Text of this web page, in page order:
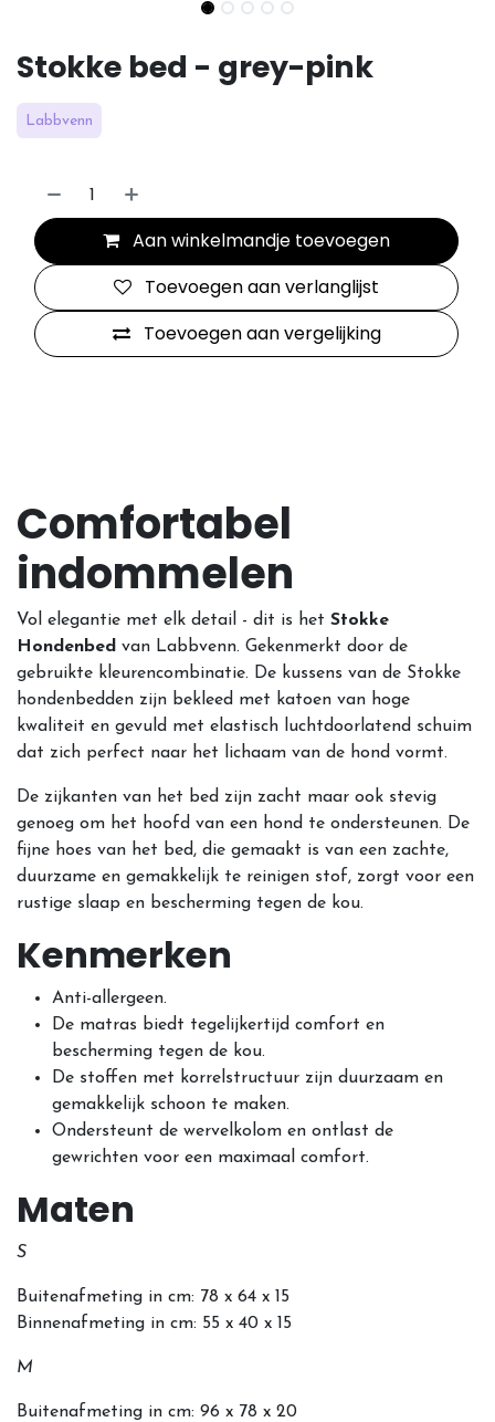
Stokke bed - grey-pink
Labbvenn
Aan winkelmandje toevoegen
Toevoegen aan vergelijking
Toevoegen aan verlanglijst
Comfortabel
indommelen
Vol elegantie met elk detail - dit is het Stokke
Hondenbed van Labbvenn. Gekenmerkt door de
gebruikte kleurencombinatie. De kussens van de Stokke
hondenbedden zijn bekleed met katoen van hoge
kwaliteit en gevuld met elastisch luchtdoorlatend schuim
dat zich perfect naar het lichaam van de hond vormt.
De zijkanten van het bed zijn zacht maar ook stevig
genoeg om het hoofd van een hond te ondersteunen. De
fijne hoes van het bed, die gemaakt is van een zachte,
duurzame en gemakkelijk te reinigen stof, zorgt voor een
rustige slaap en bescherming tegen de kou.
Kenmerken
Anti-allergeen.
De matras biedt tegelijkertijd comfort en
bescherming tegen de kou.
De stoffen met korrelstructuur zijn duurzaam en
gemakkelijk schoon te maken.
Ondersteunt de wervelkolom en ontlast de
gewrichten voor een maximaal comfort.
Maten
S
Buitenafmeting in cm: 78 x 64 x 15
Binnenafmeting in cm: 55 x 40 x 15
M
Buitenafmeting in cm: 96 x 78 x 20